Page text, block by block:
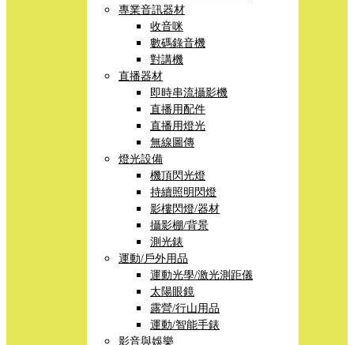
專業音訊器材
收音咪
數碼錄音機
對講機
直播器材
即時串流攝影機
直播用配件
直播用燈光
無線圖傳
燈光設備
機頂閃光燈
持續照明閃燈
影樓閃燈/器材
攝影棚/背景
測光錶
運動/戶外用品
運動光學/激光測距儀
太陽眼鏡
露營/行山用品
運動/智能手錶
影音與娛樂